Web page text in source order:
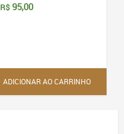
R$ 95,00
ADICIONAR AO CARRINHO